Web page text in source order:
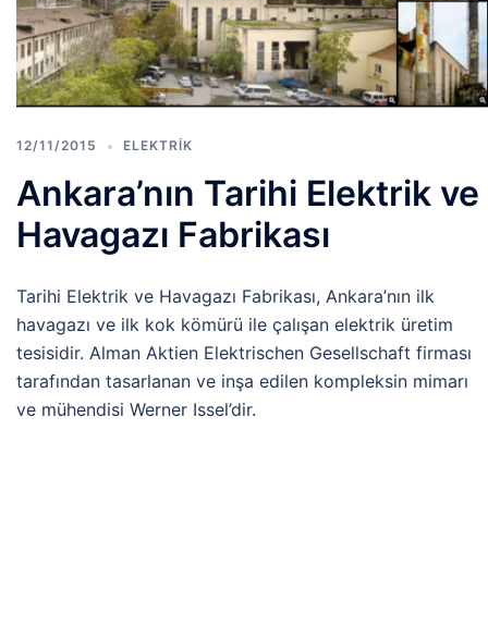
12/11/2015 ELEKTRIK
Ankara’nın Tarihi Elektrik ve
Havagazı Fabrikası
Tarihi Elektrik ve Havagazı Fabrikası, Ankara’nın ilk
havagazı ve ilk kok kömürü ile çalışan elektrik üretim
tesisidir. Alman Aktien Elektrischen Gesellschaft firması
tarafından tasarlanan ve inşa edilen kompleksin mimarı
ve mühendisi Werner Issel’dir.